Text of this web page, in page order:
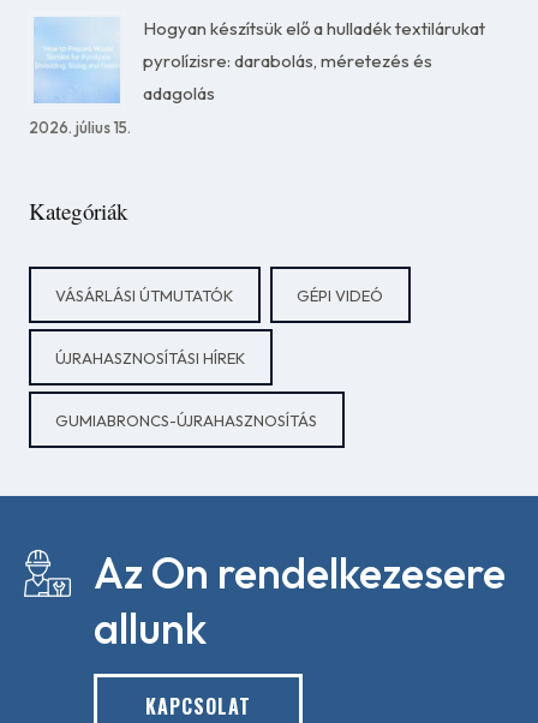
Hogyan készítsük elő a hulladék textilárukat
pyrolízisre: darabolás, méretezés és
adagolás
2026. július 15.
Kategóriák
VÁSÁRLÁSI ÚTMUTATÓK GÉPI VIDEÓ
ÚJRAHASZNOSÍTÁSI HÍREK
GUMIABRONCS-ÚJRAHASZNOSÍTÁS
Az On rendelkezesere
allunk
KAPCSOLAT